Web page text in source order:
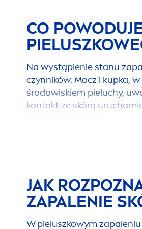
CO
Na wystąpienie stanu
czynników. Mocz i kupka,
środowiskiem pieluchy,
kontakt ze skórą
- Poziom pH skóry w
się bardziej
- Tarcie, na przykład gdy
nacisk.
- Ostatecznie prowadzi to
JAK
ZAPALENIE
W pieluszkowym